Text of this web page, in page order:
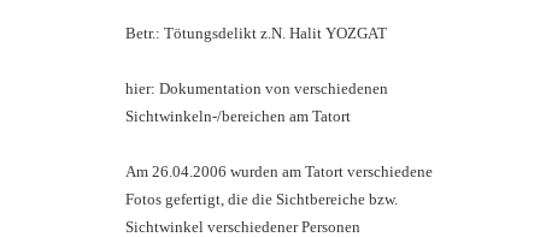
Betr.: Tötungsdelikt z.N. Halit YOZGAT
hier: Dokumentation von verschiedenen
Sichtwinkeln-/bereichen am Tatort
Am 26.04.2006 wurden am Tatort verschiedene
Fotos gefertigt, die die Sichtbereiche bzw.
Sichtwinkel verschiedener Personen